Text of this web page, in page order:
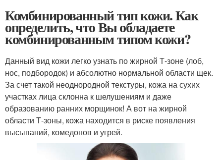
Комбинированный тип кожи. Как
определить, что Вы обладаете
комбинированным типом кожи?
Данный вид кожи легко узнать по жирной Т-зоне (лоб,
нос, подбородок) и абсолютно нормальной области щек.
За счет такой неоднородной текстуры, кожа на сухих
участках лица склонна к шелушениям и даже
образованию ранних морщинок! А вот на жирной
области Т-зоны, кожа находится в риске появления
высыпаний, комедонов и угрей.